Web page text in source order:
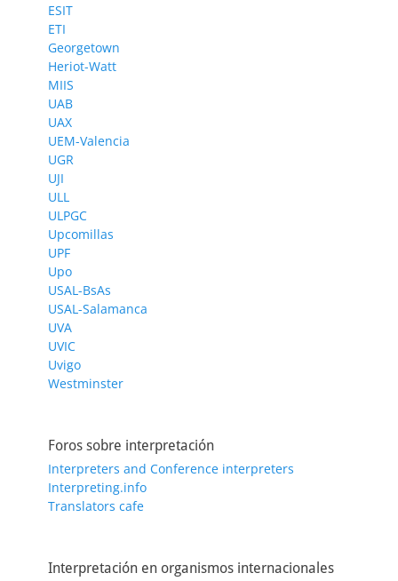
ESIT
ETI
Georgetown
Heriot-Watt
MIIS
UAB
UAX
UEM-Valencia
UGR
UJI
ULL
ULPGC
Upcomillas
UPF
Upo
USAL-BsAs
USAL-Salamanca
UVA
UVIC
Uvigo
Westminster
Foros sobre interpretación
Interpreters and Conference interpreters
Interpreting.info
Translators cafe
Interpretación en organismos internacionales